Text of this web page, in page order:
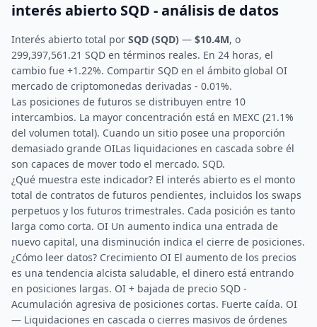
interés abierto SQD - análisis de datos
Interés abierto total por SQD (SQD) — $10.4M, o
299,397,561.21 SQD en términos reales. En 24 horas, el
cambio fue +1.22%. Compartir SQD en el ámbito global OI
mercado de criptomonedas derivadas - 0.01%.
Las posiciones de futuros se distribuyen entre 10
intercambios. La mayor concentración está en MEXC (21.1%
del volumen total). Cuando un sitio posee una proporción
demasiado grande OILas liquidaciones en cascada sobre él
son capaces de mover todo el mercado. SQD.
¿Qué muestra este indicador? El interés abierto es el monto
total de contratos de futuros pendientes, incluidos los swaps
perpetuos y los futuros trimestrales. Cada posición es tanto
larga como corta. OI Un aumento indica una entrada de
nuevo capital, una disminución indica el cierre de posiciones.
¿Cómo leer datos? Crecimiento OI El aumento de los precios
es una tendencia alcista saludable, el dinero está entrando
en posiciones largas. OI + bajada de precio SQD -
Acumulación agresiva de posiciones cortas. Fuerte caída. OI
— Liquidaciones en cascada o cierres masivos de órdenes